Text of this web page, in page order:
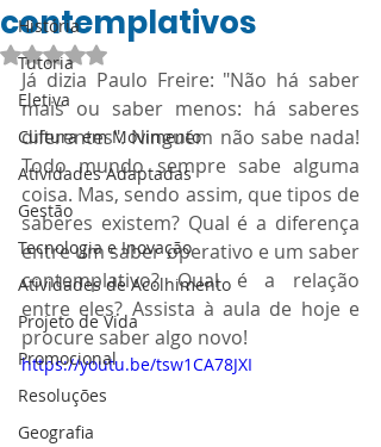
História
Tutoria
Eletiva
Cultura em Movimento
Atividades Adaptadas
Gestão
Tecnologia e Inovação
Atividades de Acolhimento
Projeto de Vida
Promocional
Resoluções
Geografia
contemplativos
Avaliado com NaN de 5 estrelas.
Já dizia Paulo Freire: "Não há saber
mais ou saber menos: há saberes
diferentes". Ninguém não sabe nada!
Todo mundo sempre sabe alguma
coisa. Mas, sendo assim, que tipos de
saberes existem? Qual é a diferença
entre um saber operativo e um saber
contemplativo? Qual é a relação
entre eles? Assista à aula de hoje e
procure saber algo novo!
https://youtu.be/tsw1CA78JXI